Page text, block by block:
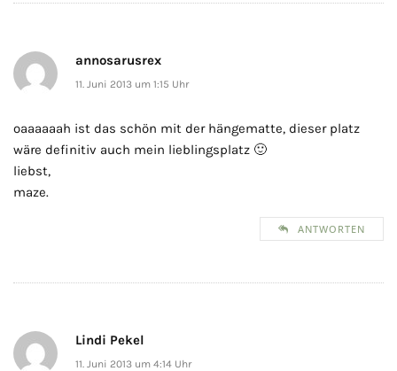
annosarusrex
11. Juni 2013 um 1:15 Uhr
oaaaaaah ist das schön mit der hängematte, dieser platz
wäre definitiv auch mein lieblingsplatz 🙂
liebst,
maze.
ANTWORTEN
Lindi Pekel
11. Juni 2013 um 4:14 Uhr